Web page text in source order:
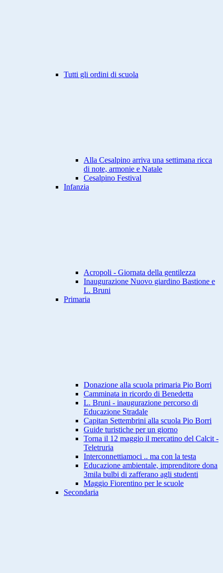
Tutti gli ordini di scuola
Alla Cesalpino arriva una settimana ricca
di note, armonie e Natale
Cesalpino Festival
Infanzia
Acropoli - Giornata della gentilezza
Inaugurazione Nuovo giardino Bastione e
L. Bruni
Primaria
Donazione alla scuola primaria Pio Borri
Camminata in ricordo di Benedetta
L. Bruni - inaugurazione percorso di
Educazione Stradale
Capitan Settembrini alla scuola Pio Borri
Guide turistiche per un giorno
Torna il 12 maggio il mercatino del Calcit -
Teletruria
Interconnettiamoci .. ma con la testa
Educazione ambientale, imprenditore dona
3mila bulbi di zafferano agli studenti
Maggio Fiorentino per le scuole
Secondaria